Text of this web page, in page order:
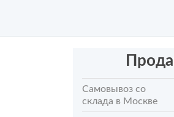
Самовывоз со
склада в Москве